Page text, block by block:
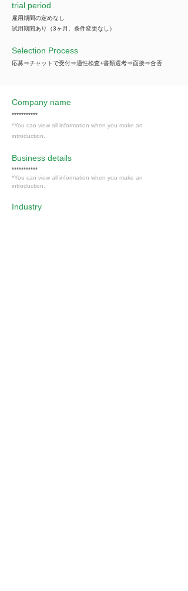
trial period
雇用期間の定めなし
試用期間あり（3ヶ月、条件変更なし）
Selection Process
応募⇒チャットで受付⇒適性検査+書類選考⇒面接⇒合否
Company name
***********
*You can view all information when you make an
introduction.
​Business details
***********
*You can view all information when you make an
introduction.
Industry